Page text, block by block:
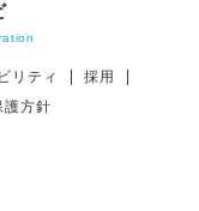
リティ
採用
護方針